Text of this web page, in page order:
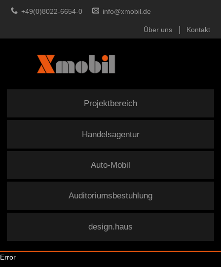
+49(0)8022-6654-0 info@xmobil.de
Über uns Kontakt
Projektbereich
Handelsagentur
Auto-Mobil
Auditoriumsbestuhlung
design.haus
Error